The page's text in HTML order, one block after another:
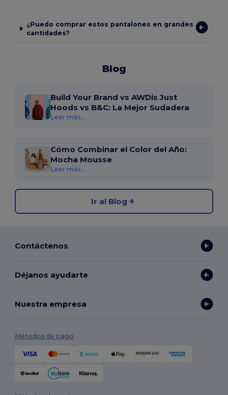
¿Puedo comprar estos pantalones en grandes
cantidades?
Blog
Build Your Brand vs AWDis Just
Hoods vs B&C: La Mejor Sudadera
Leer más...
Cómo Combinar el Color del Año:
Mocha Mousse
Leer más...
Ir al Blog
Contáctenos
Déjanos ayudarte
Nuestra empresa
Métodos de pago